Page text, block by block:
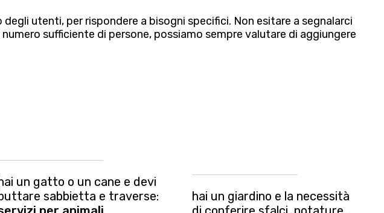
utenti, per rispondere a bisogni specifici. Non esitare a segnalarci
sufficiente di persone, possiamo sempre valutare di aggiungere
un gatto o un cane e devi
sabbietta e traverse:
hai un giardino e la necessità